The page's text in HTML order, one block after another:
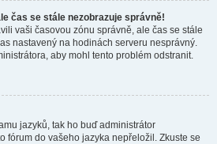
čas se stále nezobrazuje správně!
vaši časovou zónu správně, ale čas se stále
nastavený na hodinách serveru nesprávný.
aby mohl tento problém odstranit.
jazyků, tak ho buď administrátor
fórum do vašeho jazyka nepřeložil. Zkuste se